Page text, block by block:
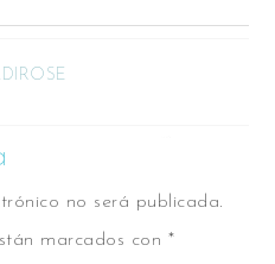
no será publicada.
marcados con *